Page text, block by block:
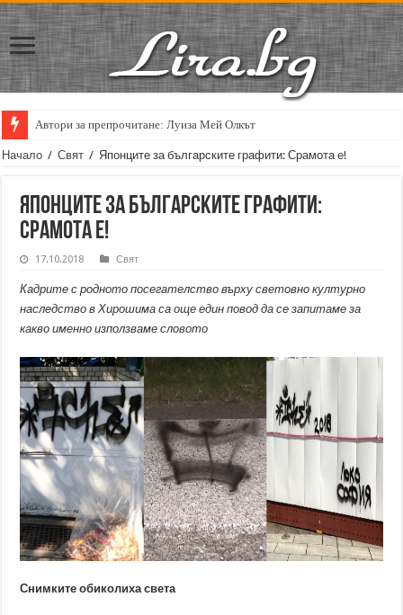
Автори за препрочитане: Луиза Мей Олкът
Начало / Свят / Японците за българските графити: Срамота е!
Японците за българските графити:
Срамота е!
17.10.2018 Свят
Кадрите с родното посегателство върху световно културно
наследство в Хирошима са още един повод да се запитаме за
какво именно използваме словото
Снимките обиколиха света